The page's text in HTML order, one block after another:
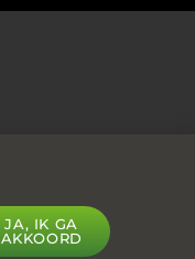
JA, IK GA
AKKOORD